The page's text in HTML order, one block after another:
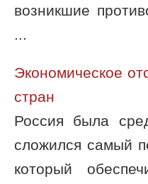
возникшие
...
Экономическое
стран
Россия была
сложился самый
который